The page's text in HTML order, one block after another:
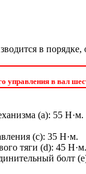
в
в вал
(a): 55 Н·м.
(c): 35 Н·м.
тяги (d): 45 Н·м.
болт